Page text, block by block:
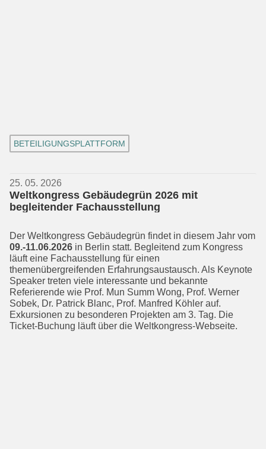
BETEILIGUNGSPLATTFORM
25. 05. 2026
Weltkongress Gebäudegrün 2026 mit
begleitender Fachausstellung
Der Weltkongress Gebäudegrün findet in diesem Jahr vom
09.-11.06.2026 in Berlin statt. Begleitend zum Kongress
läuft eine Fachausstellung für einen
themenübergreifenden Erfahrungsaus­tausch. Als Keynote
Speaker treten viele interessante und bekannte
Referierende wie Prof. Mun Summ Wong, Prof. Werner
Sobek, Dr. Patrick Blanc, Prof. Manfred Köhler auf.
Exkursionen zu besonderen Projekten am 3. Tag. Die
Ticket-Buchung läuft über die Weltkongress-Webseite.